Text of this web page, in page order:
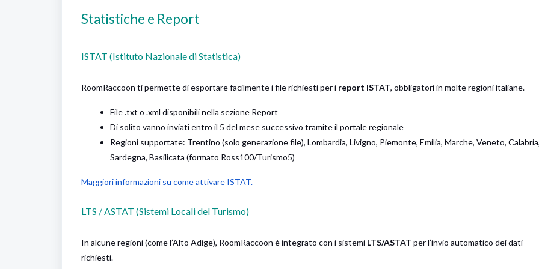
Statistiche e Report
ISTAT (Istituto Nazionale di Statistica)
RoomRaccoon ti permette di esportare facilmente i file richiesti per i report ISTAT, obbligatori in molte regioni italiane.
File .txt o .xml disponibili nella sezione Report
Di solito vanno inviati entro il 5 del mese successivo tramite il portale regionale
Regioni supportate: Trentino (solo generazione file), Lombardia, Livigno, Piemonte, Emilia, Marche, Veneto,
Sardegna, Basilicata (formato Ross100/Turismo5)
Maggiori informazioni su come attivare ISTAT.
LTS / ASTAT (Sistemi Locali del Turismo)
In alcune regioni (come l’Alto Adige), RoomRaccoon è integrato con i sistemi LTS/ASTAT per l’invio automatico dei dati
richiesti.